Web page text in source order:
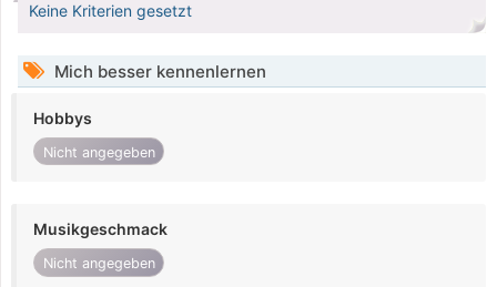
Keine Kriterien gesetzt
Mich besser kennenlernen
Hobbys
Nicht angegeben
Musikgeschmack
Nicht angegeben